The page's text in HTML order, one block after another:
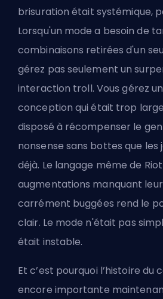
brisuration était systémique,
Lorsqu'un mode a besoin de
combinaisons retirées d'un
gérez pas seulement un
interaction troll. Vous gérez
conception qui était trop
disposé à récompenser le
nonsense sans bottes que les
déjà. Le langage même de
augmentations manquant
carrément buggées rend le
clair. Le mode n'était pas
était instable.
Et c’est pourquoi l’histoire du
encore importante